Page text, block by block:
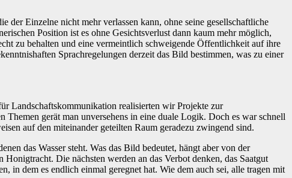
der Einzelne nicht mehr verlassen kann, ohne seine gesellschaftliche
Position ist es ohne Gesichtsverlust dann kaum mehr möglich,
zu behalten und eine vermeintlich schweigende Öffentlichkeit auf ihre
Sprachregelungen derzeit das Bild bestimmen, was zu einer
Landschaftskommunikation realisierten wir Projekte zur
gerät man unversehens in eine duale Logik. Doch es war schnell
auf den miteinander geteilten Raum geradezu zwingend sind.
das Wasser steht. Was das Bild bedeutet, hängt aber von der
Die nächsten werden an das Verbot denken, das Saatgut
in dem es endlich einmal geregnet hat. Wie dem auch sei, alle tragen mit